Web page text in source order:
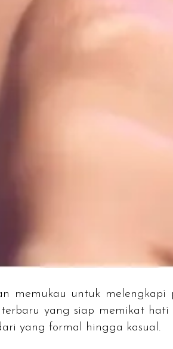
memukau untuk
yang siap memikat
yang formal hingga kasual.